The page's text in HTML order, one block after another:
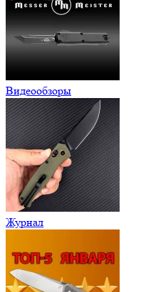
Видеообзоры
Журнал